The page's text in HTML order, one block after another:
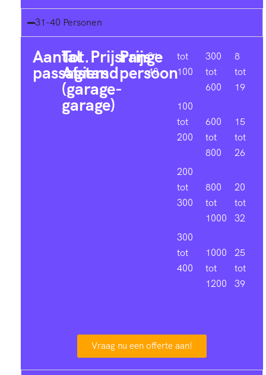
31-40 Personen
Aantal
passagiers
Tot.
Afstand
(garage-
garage)
Prijsrange
Prijs
persoon
31-
40
tot
100
100
tot
200
200
tot
300
300
tot
400
300
tot
600
600
tot
800
800
tot
1000
1000
tot
1200
8
tot
19
15
tot
26
20
tot
32
25
tot
39
Vraag nu een offerte aan!